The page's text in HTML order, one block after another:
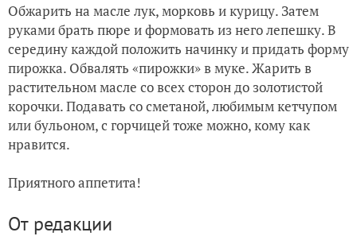
Обжарить на масле лук, морковь и курицу. Затем
руками брать пюре и формовать из него лепешку. В
середину каждой положить начинку и придать форму
пирожка. Обвалять «пирожки» в муке. Жарить в
растительном масле со всех сторон до золотистой
корочки. Подавать со сметаной, любимым кетчупом
или бульоном, с горчицей тоже можно, кому как
нравится.
Приятного аппетита!
От редакции